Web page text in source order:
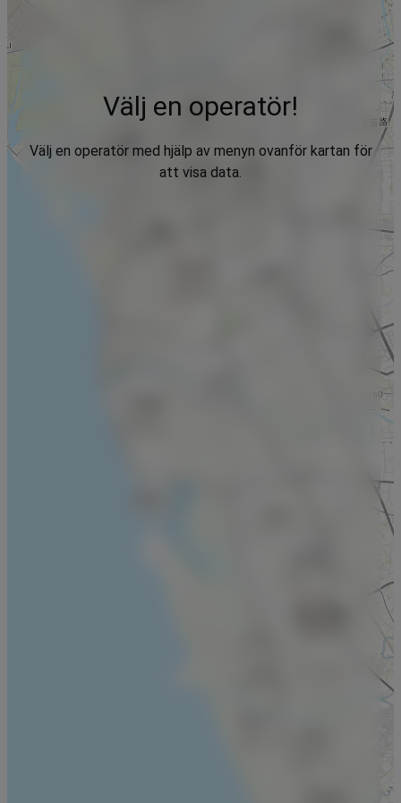
Välj en operatör!
Välj en operatör med hjälp av menyn ovanför kartan för
att visa data.